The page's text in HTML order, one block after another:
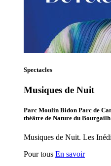
Spectacles
Musiques de Nuit
Parc Moulin Bidon Parc de
théâtre de Nature du
Musiques de Nuit. Les
Pour tous En savoir